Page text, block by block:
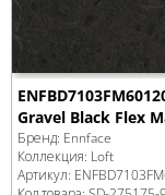
Gravel Black Flex
Бренд: Ennface
Коллекция: Loft
Артикул: